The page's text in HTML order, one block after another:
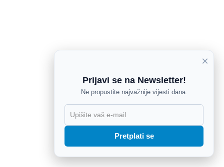
×
Prijavi se na Newsletter!
Ne propustite najvažnije vijesti dana.
Pretplati se